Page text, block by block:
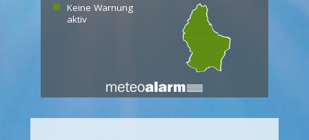
Keine Warnung
aktiv